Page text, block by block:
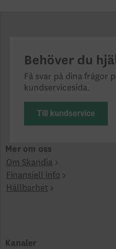
Behöver du
Få svar på dina frågor
kundservicesida.
Till kundservice
Mer om oss
Om Skandia
Finansiell info
Hållbarhet
Kanaler